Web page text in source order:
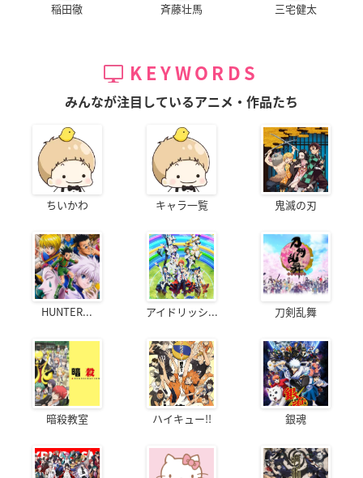
稲田徹 斉藤壮馬 三宅健太
KEYWORDS
みんなが注目しているアニメ・作品たち
ちいかわ キャラ一覧 鬼滅の刃
HUNTER... アイドリッシ... 刀剣乱舞
暗殺教室 ハイキュー!! 銀魂